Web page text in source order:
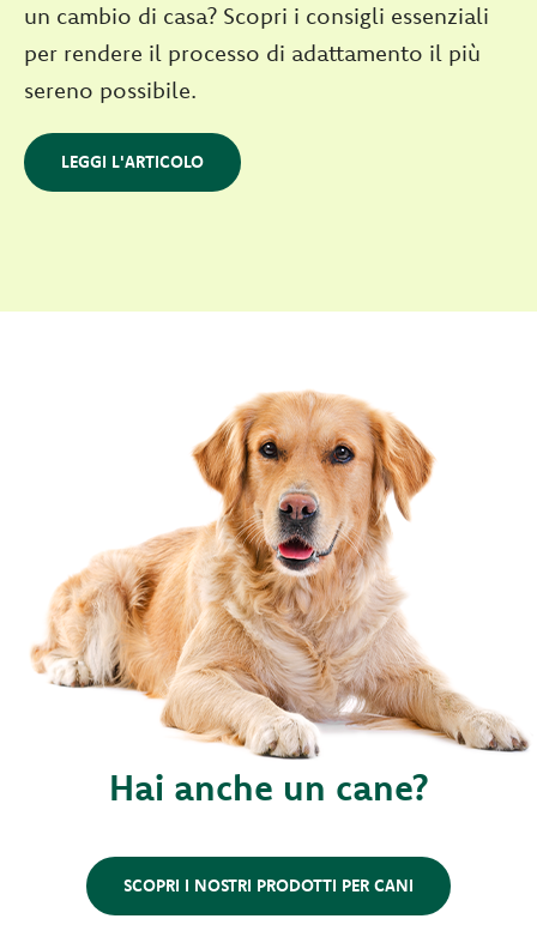
un cambio di casa? Scopri i consigli essenziali
per rendere il processo di adattamento il più
sereno possibile.
LEGGI L'ARTICOLO
Hai anche un cane?
SCOPRI I NOSTRI PRODOTTI PER CANI